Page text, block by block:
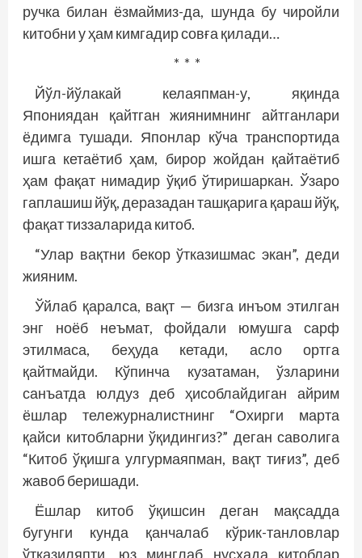
ручка билан ёзмаймиз-да, шунда бу чиройли
китобни у ҳам кимгадир совға қилади…
* * *
Йўл-йўлакай келаяпман-у, яқинда
Япониядан қайтган жиянимнинг айтганлари
ёдимга тушади. Японлар кўча транспортида
ишга кетаётиб ҳам, бирор жойдан қайтаётиб
ҳам фақат нимадир ўқиб ўтиришаркан. Ўзаро
гаплашиш йўқ, деразадан ташқарига қараш йўқ,
фақат тиззаларида китоб.
“Улар вақтни бекор ўтказишмас экан”, деди
жияним.
Ўйлаб қаралса, вақт — бизга инъом этилган
энг ноёб неъмат, фойдали юмушга сарф
этилмаса, беҳуда кетади, асло ортга
қайтмайди. Кўпинча кузатаман, ўзларини
санъатда юлдуз деб ҳисоблайдиган айрим
ёшлар тележурналистнинг “Охирги марта
қайси китобларни ўқидингиз?” деган саволига
“Китоб ўқишга улгурмаяпман, вақт тиғиз”, деб
жавоб беришади.
Ёшлар китоб ўқишсин деган мақсадда
бугунги кунда қанчалаб кўрик-танловлар
ўтказиляпти, юз минглаб нусҳада китоблар